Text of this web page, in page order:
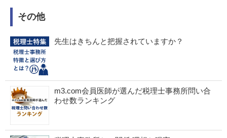
その他
先生はきちんと把握されていますか？
m3.com会員医師が選んだ税理士事務所問い合
わせ数ランキング